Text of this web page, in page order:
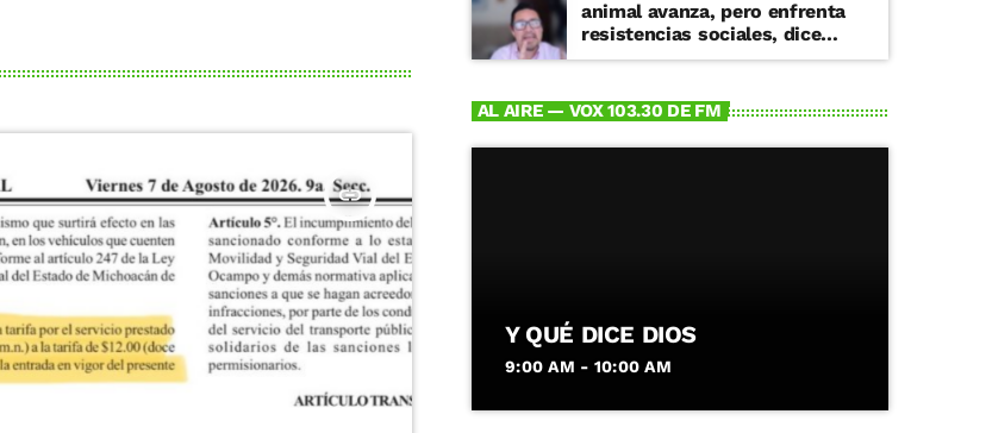
insert_link
animal avanza, pero enfrenta
resistencias sociales, dice
especialista
AL AIRE — VOX 103.30 DE FM
Y QUÉ DICE DIOS
9:00 AM - 10:00 AM